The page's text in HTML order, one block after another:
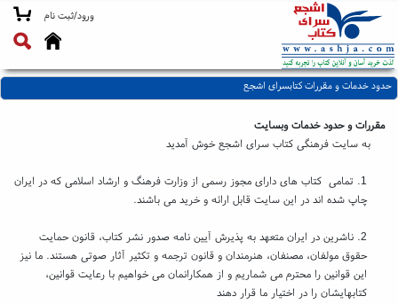
ورود/ثبت نام
حدود خدمات و مقررات کتابسرای اشجع
مقررات و حدود خدمات وبسایت
به سایت فرهنگی کتاب سرای اشجع خوش آمدید
1. تمامی کتاب های دارای مجوز رسمی از وزارت فرهنگ و ارشاد اسلامی که در ایران
چاپ شده اند در این سایت قابل ارائه و خرید می باشند.
2. ناشرین در ایران متعهد به پذیرش آیین نامه صدور نشر کتاب، قانون حمایت
حقوق مولفان، مصنفان، هنرمندان و قانون ترجمه و تکثیر آثار صوتی هستند. ما نیز
این قوانین را محترم می شماریم و از همکارانمان می خواهیم با رعایت قوانین،
کتابهایشان را در اختیار ما قرار دهند